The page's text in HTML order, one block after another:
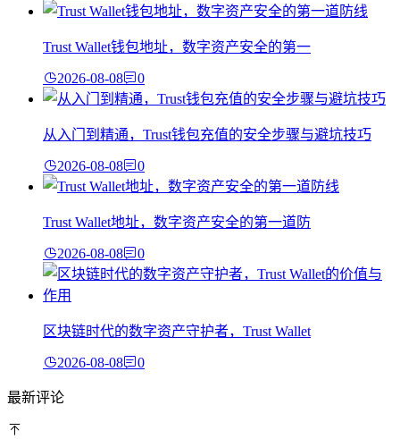
Trust Wallet钱包地址，数字资产安全的第一
2026-08-08 0
从入门到精通，Trust钱包充值的安全步骤与避坑技巧
2026-08-08 0
Trust Wallet地址，数字资产安全的第一道防
2026-08-08 0
区块链时代的数字资产守护者，Trust Wallet
2026-08-08 0
最新评论